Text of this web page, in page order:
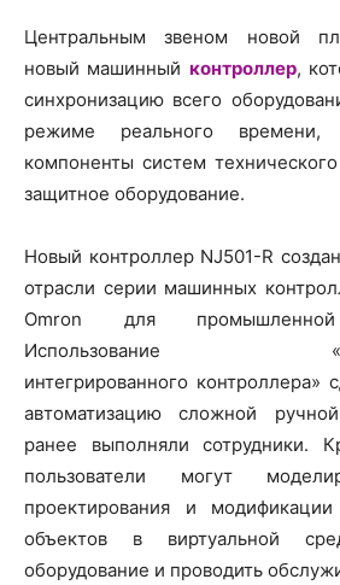
Центральным звеном новой
новый машинный контроллер,
синхронизацию всего
режиме реального времени,
компоненты систем
защитное оборудование.
Новый контроллер NJ501-R
отрасли серии машинных
Omron для промышленной
Использование
интегрированного контроллера»
автоматизацию сложной
ранее выполняли сотрудники.
пользователи могут
проектирования и модификации
объектов в виртуальной
оборудование и проводить